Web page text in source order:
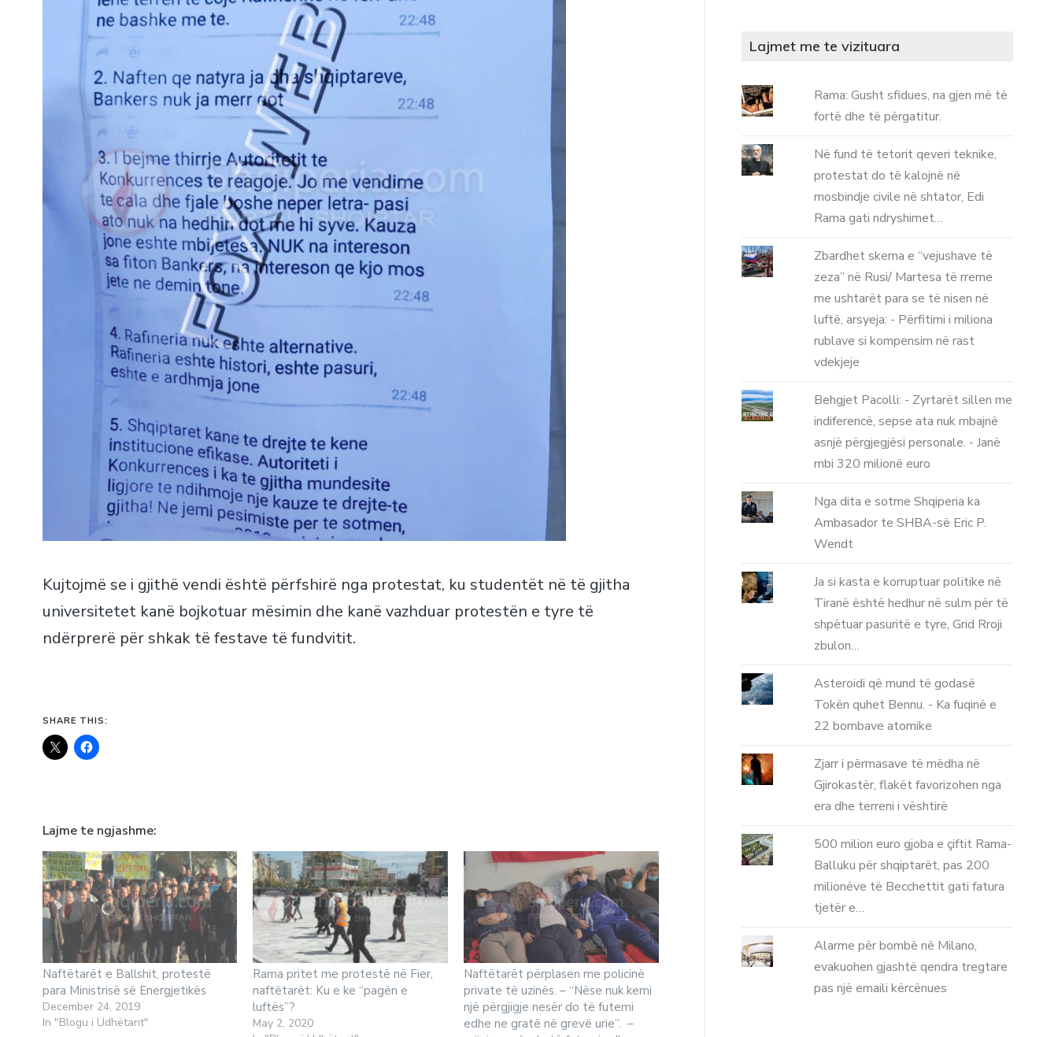
Kujtojmë se i gjithë vendi është përfshirë nga protestat, ku studentët në të gjitha
universitetet kanë bojkotuar mësimin dhe kanë vazhduar protestën e tyre të
ndërprerë për shkak të festave të fundvitit.
SHARE THIS:
Lajme te ngjashme
Naftëtarët e Ballshit, protestë
para Ministrisë së Energjetikës
December 24, 2019
In "Blogu i Udhëtarit"
Rama pritet me protestë në Fier,
naftëtarët: Ku e ke “pagën e
luftës”?
May 2, 2020
Naftëtarët përplasen me policinë
private të uzinës. – “Nëse nuk kemi
një përgjigje nesër do të futemi
edhe ne gratë në grevë urie”. –
Lajmet me te vizituara
Rama: Gusht sfidues, na gjen më të
fortë dhe të përgatitur.
Në fund të tetorit qeveri teknike,
protestat do të kalojnë në
mosbindje civile në shtator, Edi
Rama gati ndryshimet…
Zbardhet skema e “vejushave të
zeza” në Rusi/ Martesa të rreme
me ushtarët para se të nisen në
luftë, arsyeja: - Përfitimi i miliona
rublave si kompensim në rast
vdekjeje
Behgjet Pacolli: - Zyrtarët sillen me
indiferencë, sepse ata nuk mbajnë
asnjë përgjegjësi personale. - Janë
mbi 320 milionë euro
Nga dita e sotme Shqiperia ka
Ambasador te SHBA-së Eric P.
Wendt
Ja si kasta e korruptuar politike në
Tiranë është hedhur në sulm për të
shpëtuar pasuritë e tyre, Grid Rroji
zbulon…
Asteroidi që mund të godasë
Tokën quhet Bennu. - Ka fuqinë e
22 bombave atomike
Zjarr i përmasave të mëdha në
Gjirokastër, flakët favorizohen nga
era dhe terreni i vështirë
500 milion euro gjoba e çiftit Rama-
Balluku për shqiptarët, pas 200
milionëve të Becchettit gati fatura
tjetër e…
Alarme për bombë në Milano,
evakuohen gjashtë qendra tregtare
pas një emaili kërcënues